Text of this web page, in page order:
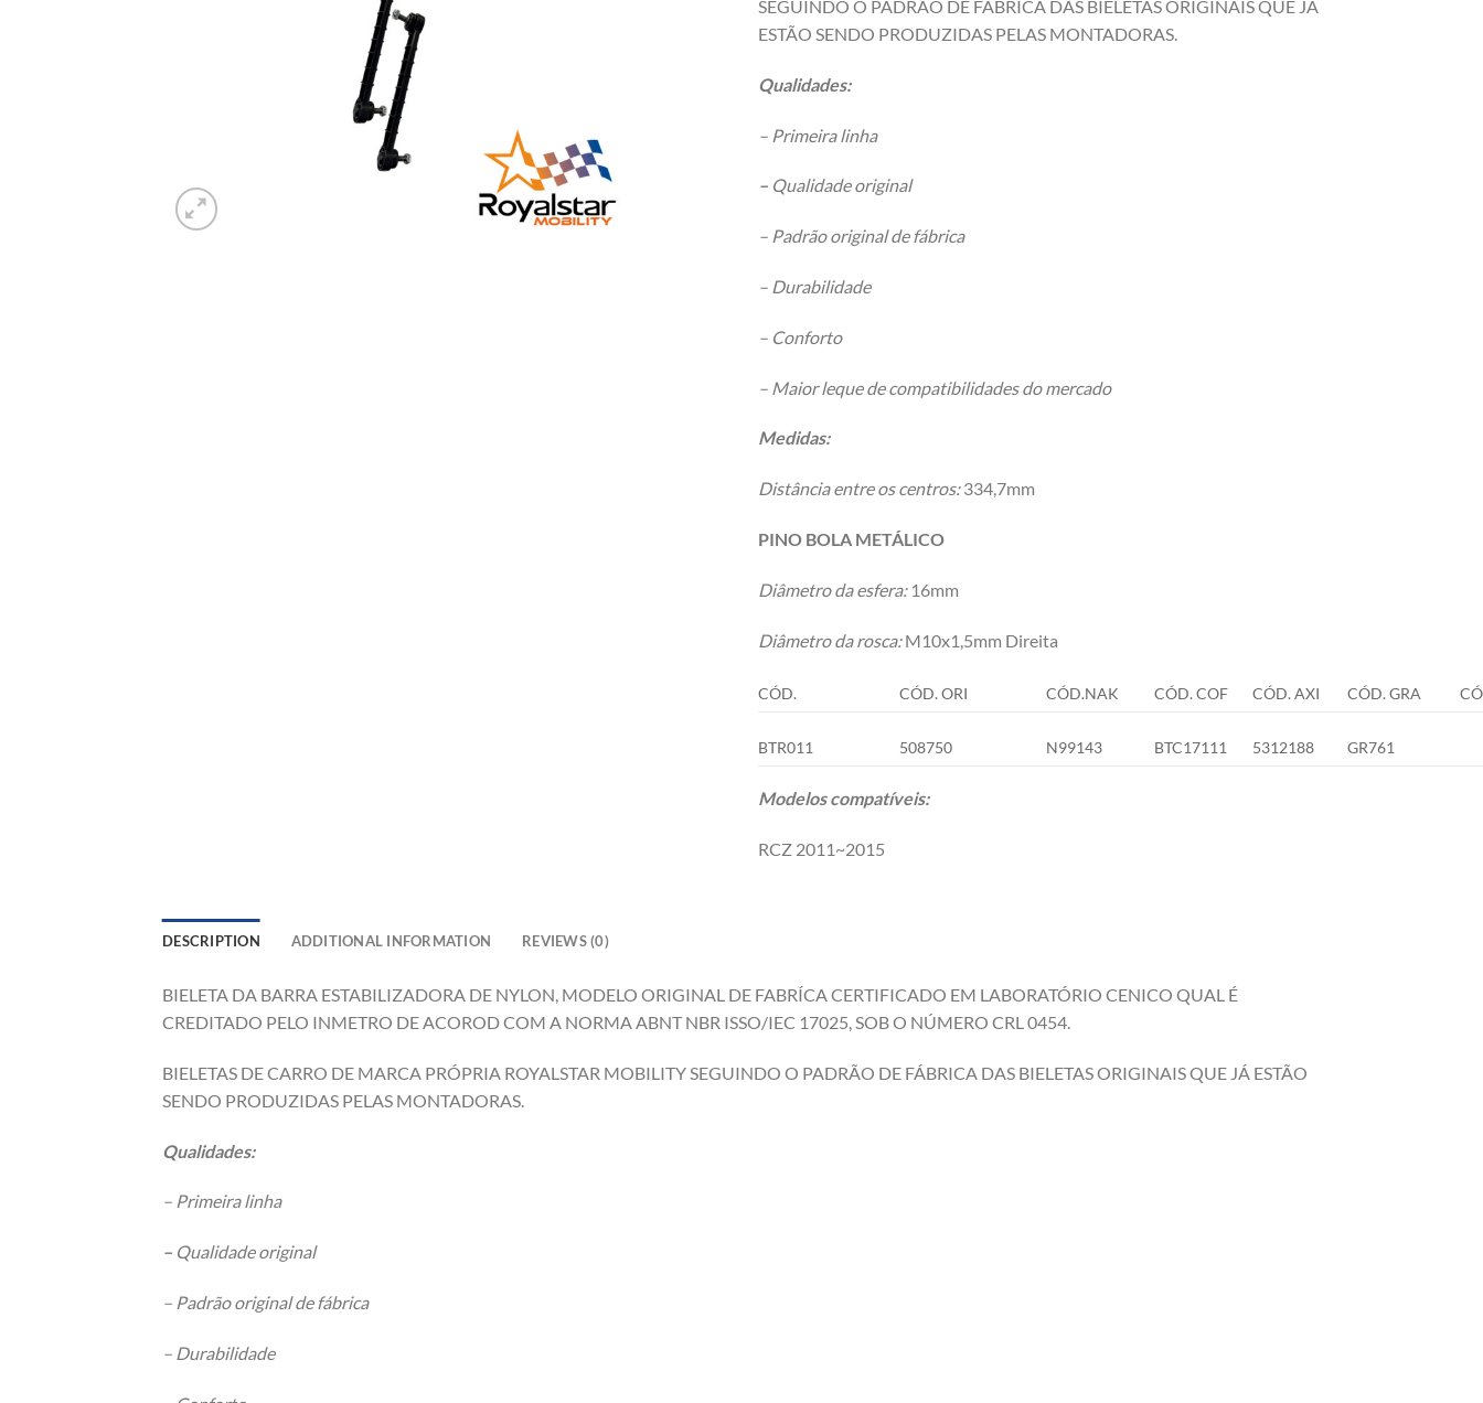
SEGUINDO O PADRÃO DE FÁBRICA DAS BIELETAS ORIGINAIS QUE JÁ
ESTÃO SENDO PRODUZIDAS PELAS MONTADORAS.
Qualidades:
– Primeira linha
– Qualidade original
– Padrão original de fábrica
– Durabilidade
– Conforto
– Maior leque de compatibilidades do mercado
Medidas:
Distância entre os centros:334,7mm
PINO BOLA METÁLICO
Diâmetro da esfera:16mm
Diâmetro da rosca:M10x1,5mm Direita
CÓD. CÓD. ORI CÓD.NAK CÓD. COF CÓD. AXI CÓD. GRA
BTR011 508750 N99143 BTC17111 5312188 GR761
Modelos compatíveis:
RCZ 2011~2015
DESCRIPTION ADDITIONAL INFORMATION REVIEWS (0)
BIELETA DA BARRA ESTABILIZADORA DE NYLON, MODELO ORIGINAL DE FABRÍCA CERTIFICADO EM LABORATÓRIO CENICO QUAL É
CREDITADO PELO INMETRO DE ACOROD COM A NORMA ABNT NBR ISSO/IEC 17025, SOB O NÚMERO CRL 0454.
BIELETAS DE CARRO DE MARCA PRÓPRIA ROYALSTAR MOBILITY SEGUINDO O PADRÃO DE FÁBRICA DAS BIELETAS ORIGINAIS QUE JÁ ESTÃO
SENDO PRODUZIDAS PELAS MONTADORAS.
Qualidades:
– Primeira linha
– Qualidade original
– Padrão original de fábrica
– Durabilidade